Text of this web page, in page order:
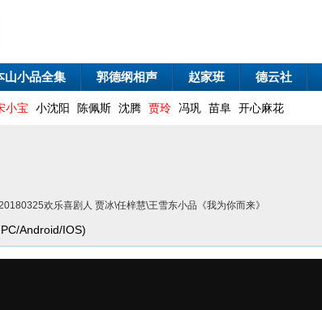
山小品全集 郭德纲相声 赵家班 德云社
小宝 小沈阳 陈佩斯 沈腾 贾玲 冯巩 苗阜 开心麻花
欢乐喜剧人 贾冰\任梓慧\王雪东小品《我为你而来》
Android/IOS)